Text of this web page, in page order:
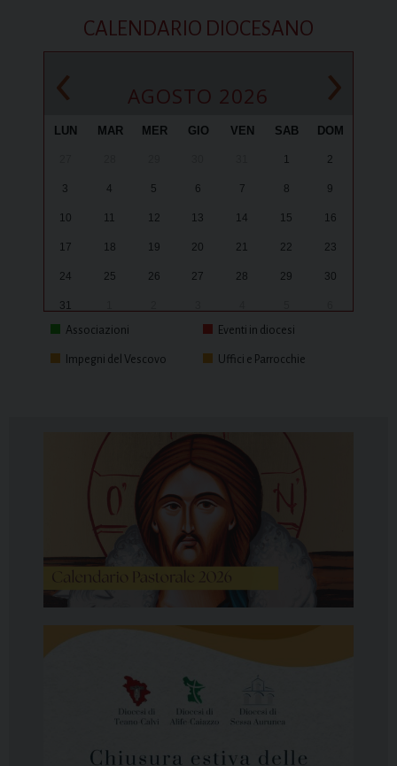
CALENDARIO DIOCESANO
‹ AGOSTO 2026 ›
LUN MAR MER GIO VEN SAB DOM
1 2
3 4 5 6 7 8 9
10 11 12 13 14 15 16
17 18 19 20 21 22 23
24 25 26 27 28 29 30
31
Associazioni
Eventi in diocesi
Impegni del Vescovo Uffici e Parrocchie